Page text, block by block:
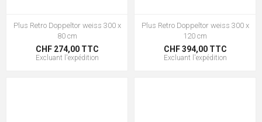
Plus Retro Doppeltor weiss 300 x
80 cm
CHF 274,00 TTC
Excluant l'expédition
Plus Retro Doppeltor weiss 300 x
120 cm
CHF 394,00 TTC
Excluant l'expédition